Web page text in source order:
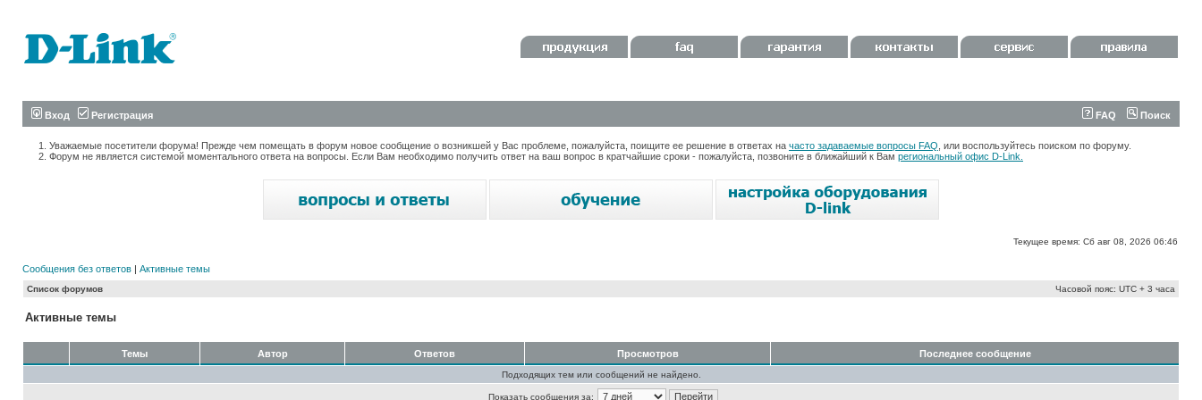
Вход Регистрация FAQ Поиск
Уважаемые посетители форума! Прежде чем помещать в форум новое сообщение о возникшей у Вас проблеме, пожалуйста, поищите ее решение в ответах на часто задаваемые вопросы FAQ , или воспользуйтесь поиском по форуму.
Форум не является системой моментального ответа на вопросы. Если Вам необходимо получить ответ на ваш вопрос в кратчайшие сроки - пожалуйста, позвоните в ближайший к Вам региональный офис D-Link.
Текущее время: Сб авг 08, 2026 06:46
Сообщения без ответов | Активные темы
Список форумов Часовой пояс: UTC + 3 часа
Активные темы
Темы Автор Ответов Просмотров Последнее сообщение
Подходящих тем или сообщений не найдено.
Показать сообщения за: